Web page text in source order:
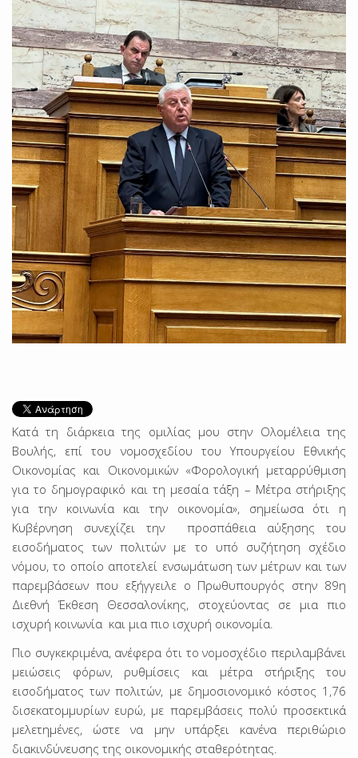
Κατά τη διάρκεια της ομιλίας μου στην Ολομέλεια της
Βουλής, επί του νομοσχεδίου του Υπουργείου Εθνικής
Οικονομίας και Οικονομικών «Φορολογική μεταρρύθμιση
για το δημογραφικό και τη μεσαία τάξη – Μέτρα στήριξης
για την κοινωνία και την οικονομία», σημείωσα ότι η
Κυβέρνηση συνεχίζει την προσπάθεια αύξησης του
εισοδήματος των πολιτών με το υπό συζήτηση σχέδιο
νόμου, το οποίο αποτελεί ενσωμάτωση των μέτρων και των
παρεμβάσεων που εξήγγειλε ο Πρωθυπουργός στην 89η
Διεθνή Έκθεση Θεσσαλονίκης, στοχεύοντας σε μια πιο
ισχυρή κοινωνία και μια πιο ισχυρή οικονομία.
Πιο συγκεκριμένα, ανέφερα ότι το νομοσχέδιο περιλαμβάνει
μειώσεις φόρων, ρυθμίσεις και μέτρα στήριξης του
εισοδήματος των πολιτών, με δημοσιονομικό κόστος 1,76
δισεκατομμυρίων ευρώ, με παρεμβάσεις πολύ προσεκτικά
μελετημένες, ώστε να μην υπάρξει κανένα περιθώριο
διακινδύνευσης της οικονομικής σταθερότητας.